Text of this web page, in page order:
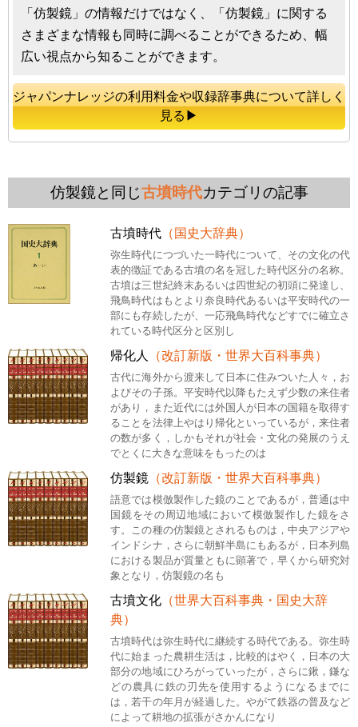
「仿製鏡」の情報だけではなく、「仿製鏡」に関する
さまざまな情報も同時に調べることができるため、幅
広い視点から知ることができます。
ジャパンナレッジの利用料金や収録辞事典について詳しく
見る▶
仿製鏡と同じ古墳時代カテゴリの記事
古墳時代 （国史大辞典）
弥生時代につづいた一時代について、その文化の代
表的徴証である古墳の名を冠した時代区分の名称。
古墳は三世紀終末あるいは四世紀の初頭に発達し、
飛鳥時代はもとより奈良時代あるいは平安時代の一
部にも存続したが、一応飛鳥時代などすでに確立さ
れている時代区分と区別し
帰化人 （改訂新版・世界大百科事典）
古代に海外から渡来して日本に住みついた人々，お
よびその子孫。平安時代以降もたえず少数の来住者
があり，また近代には外国人が日本の国籍を取得す
ることを法律上やはり帰化といっているが，来住者
の数が多く，しかもそれが社会・文化の発展のうえ
でとくに大きな意味をもったのは
仿製鏡 （改訂新版・世界大百科事典）
語意では模倣製作した鏡のことであるが，普通は中
国鏡をその周辺地域において模倣製作した鏡をさ
す。この種の仿製鏡とされるものは，中央アジアや
インドシナ，さらに朝鮮半島にもあるが，日本列島
における製品が質量ともに顕著で，早くから研究対
象となり，仿製鏡の名も
古墳文化 （世界大百科事典・国史大辞
典）
古墳時代は弥生時代に継続する時代である。弥生時
代に始まった農耕生活は，比較的はやく，日本の大
部分の地域にひろがっていったが，さらに鍬，鎌な
どの農具に鉄の刃先を使用するようになるまでに
は，若干の年月が経過した。やがて鉄器の普及など
によって耕地の拡張がさかんになり